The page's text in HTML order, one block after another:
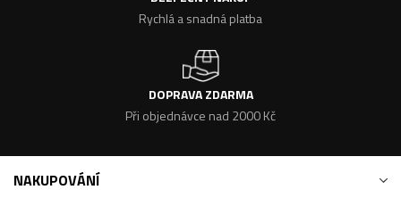
Rychlá a snadná platba
DOPRAVA ZDARMA
Při objednávce nad 2000 Kč
NAKUPOVÁNÍ